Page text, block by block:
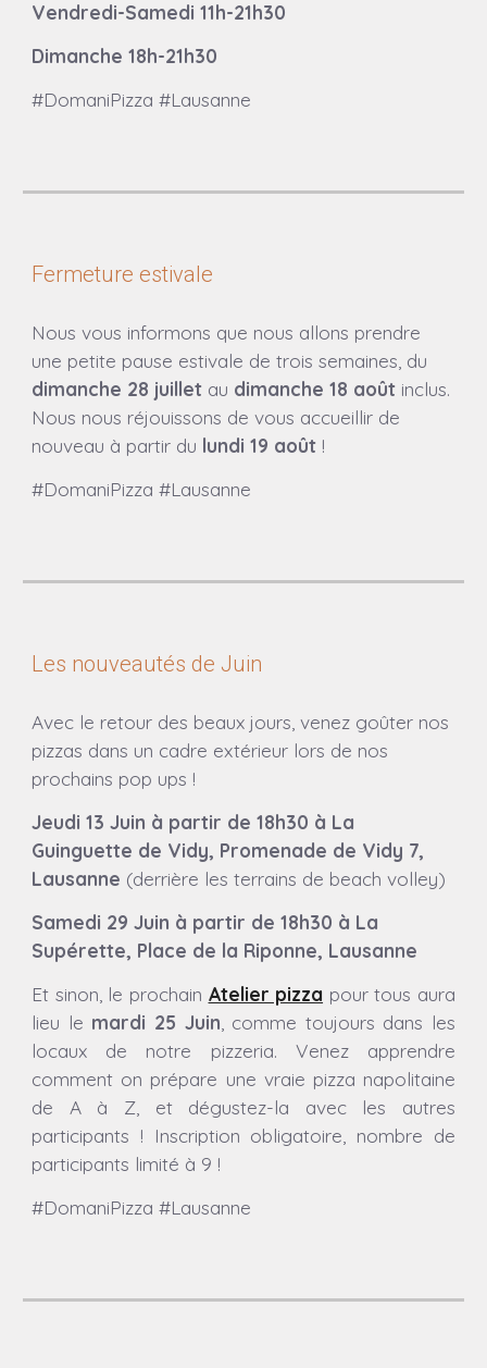
Vendredi-Samedi 11h-21h30
Dimanche 18h-21h30
#DomaniPizza #Lausanne
Fermeture estivale
Nous vous informons que nous allons prendre
une petite pause estivale de trois semaines, du
dimanche 28 juillet au dimanche 18 août inclus.
Nous nous réjouissons de vous accueillir de
nouveau à partir du lundi 19 août !
#DomaniPizza #Lausanne
Les nouveautés de Juin
Avec le retour des beaux jours, venez goûter nos
pizzas dans un cadre extérieur lors de nos
prochains pop ups !
Jeudi 13 Juin à partir de 18h30 à La
Guinguette de Vidy, Promenade de Vidy 7,
Lausanne (derrière les terrains de beach volley)
Samedi 29 Juin à partir de 18h30 à La
Supérette, Place de la Riponne, Lausanne
Et sinon, le prochain Atelier pizza pour tous aura
lieu le mardi 25 Juin , comme toujours dans les
locaux de notre pizzeria. Venez apprendre
comment on prépare une vraie pizza napolitaine
de A à Z, et dégustez-la avec les autres
participants ! Inscription obligatoire, nombre de
participants limité à 9 !
#DomaniPizza #Lausanne